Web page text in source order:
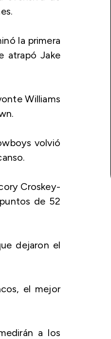
la primera
atrapó Jake
Williams
volvió
Croskey-
de 52
dejaron el
el mejor
a los